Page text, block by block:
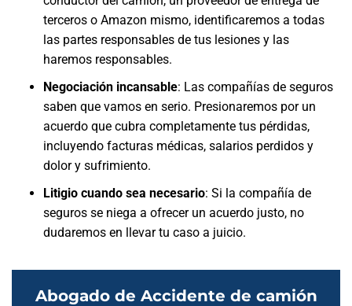
terceros o Amazon mismo, identificaremos a todas
las partes responsables de tus lesiones y las
haremos responsables.
Negociación incansable: Las compañías de seguros
saben que vamos en serio. Presionaremos por un
acuerdo que cubra completamente tus pérdidas,
incluyendo facturas médicas, salarios perdidos y
dolor y sufrimiento.
Litigio cuando sea necesario: Si la compañía de
seguros se niega a ofrecer un acuerdo justo, no
dudaremos en llevar tu caso a juicio.
Abogado de Accidente de camión